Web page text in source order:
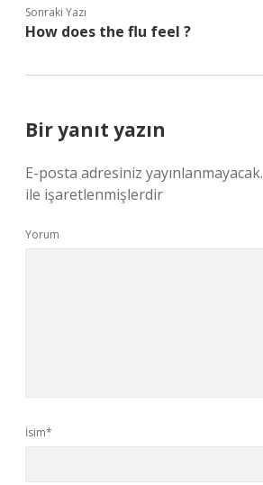
Sonraki Yazı
How does the flu feel ?
Bir yanıt yazın
E-posta adresiniz yayınlanmayacak.
ile işaretlenmişlerdir
Yorum
İsim*